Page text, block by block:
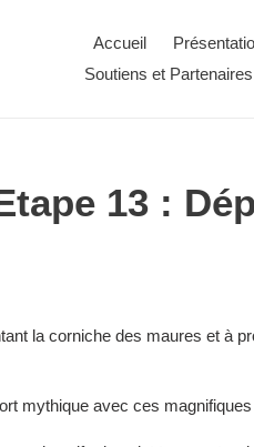
Accueil
Soutiens et Partenaires
13 :
la corniche des maures et à
mythique avec ces